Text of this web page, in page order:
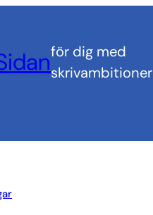
för dig med
skrivambitioner